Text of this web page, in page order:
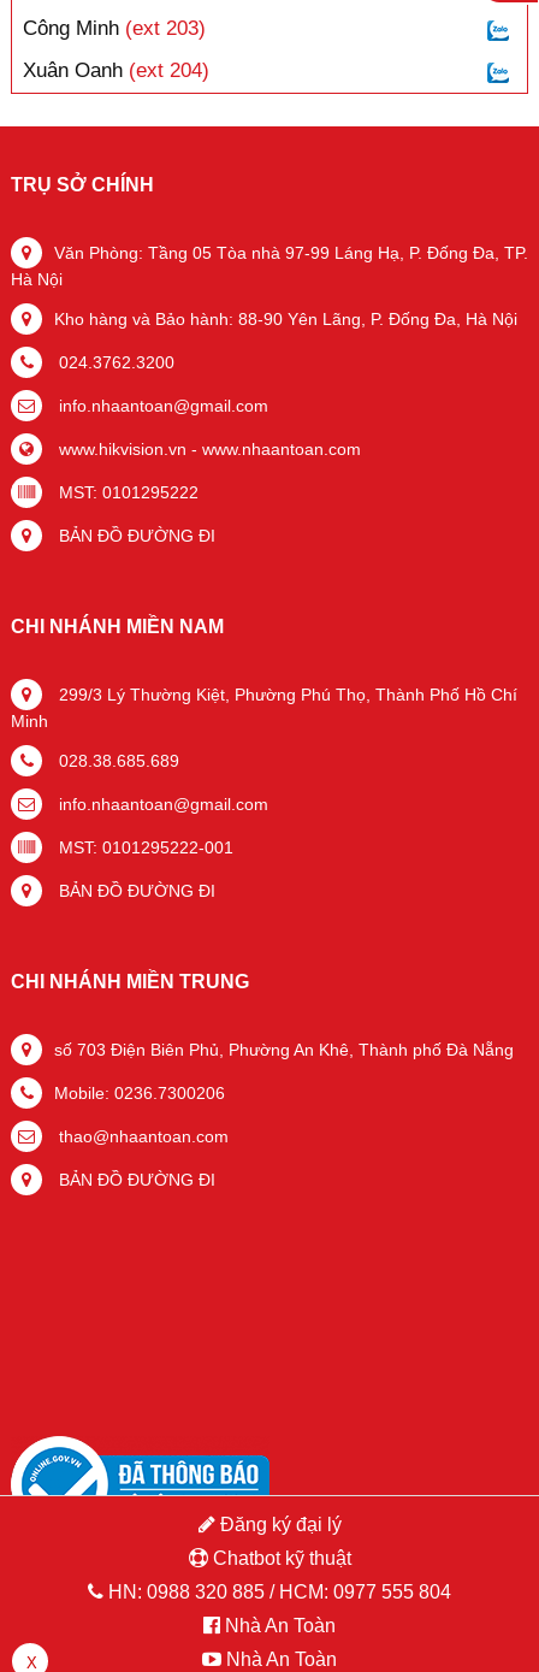
Công Minh (ext 203)
Xuân Oanh (ext 204)
TRỤ SỞ CHÍNH
Văn Phòng: Tầng 05 Tòa nhà 97-99 Láng Hạ, P. Đống Đa, TP.
Hà Nội
Kho hàng và Bảo hành: 88-90 Yên Lãng, P. Đống Đa, Hà Nội
024.3762.3200
info.nhaantoan@gmail.com
www.hikvision.vn - www.nhaantoan.com
MST: 0101295222
BẢN ĐỒ ĐƯỜNG ĐI
CHI NHÁNH MIỀN NAM
299/3 Lý Thường Kiệt, Phường Phú Thọ, Thành Phố Hồ Chí
Minh
028.38.685.689
info.nhaantoan@gmail.com
MST: 0101295222-001
BẢN ĐỒ ĐƯỜNG ĐI
CHI NHÁNH MIỀN TRUNG
số 703 Điện Biên Phủ, Phường An Khê, Thành phố Đà Nẵng
Mobile: 0236.7300206
thao@nhaantoan.com
BẢN ĐỒ ĐƯỜNG ĐI
Copyright © 2015 Hikvision.vn. All Right Reserved. Developed by
PSDesigner.net
Đăng ký đại lý
Chatbot kỹ thuật
HN: 0988 320 885 / HCM: 0977 555 804
Nhà An Toàn
Nhà An Toàn
X